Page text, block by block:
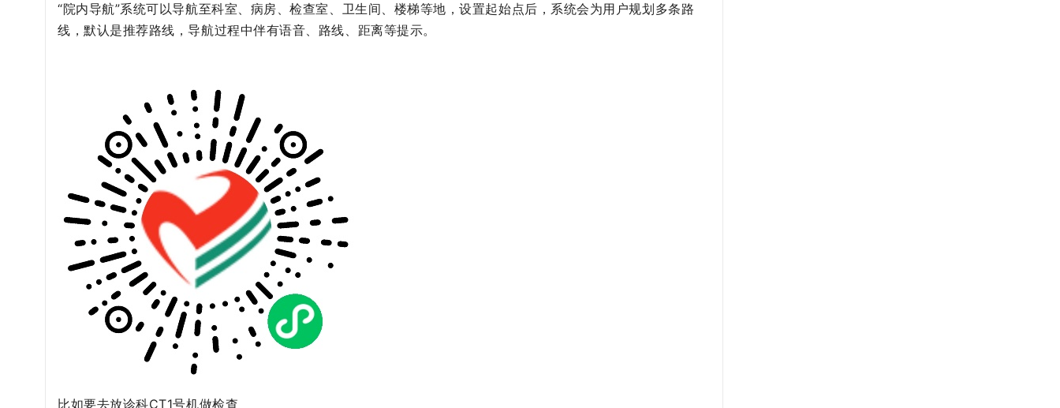
“院内导航”系统可以导航至科室、病房、检查室、卫生间、楼梯等地，设置起始点后，系统会为用户规划多条路
线，默认是推荐路线，导航过程中伴有语音、路线、距离等提示。
比如要去放诊科CT1号机做检查